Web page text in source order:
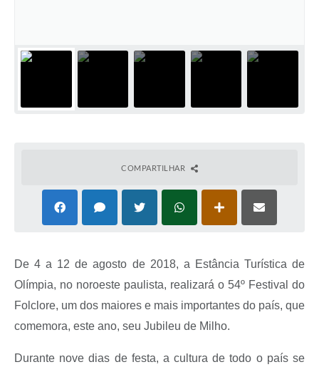
COMPARTILHAR
De 4 a 12 de agosto de 2018, a Estância Turística de
Olímpia, no noroeste paulista, realizará o 54º Festival do
Folclore, um dos maiores e mais importantes do país, que
comemora, este ano, seu Jubileu de Milho.
Durante nove dias de festa, a cultura de todo o país se